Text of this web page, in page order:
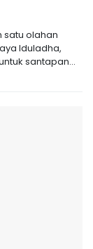
satu olahan
Iduladha,
santapan...